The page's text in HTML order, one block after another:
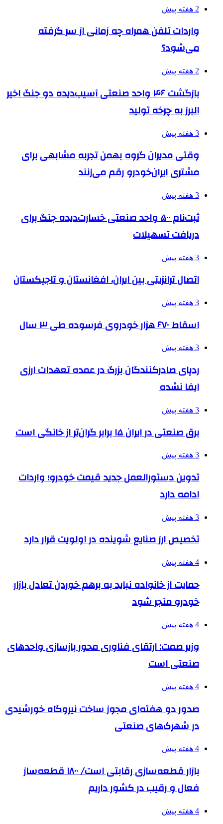
2 هفته پیش
واردات تلفن همراه چه زمانی از سر گرفته
می‌شود؟
2 هفته پیش
بازگشت ۴۶ واحد صنعتی آسیب‌دیده دو جنگ اخیر
البرز به چرخه تولید
3 هفته پیش
وقتی مدیران گروه بهمن تجربه مشابهی برای
مشتری ایران‌خودرو رقم می‌زنند
3 هفته پیش
ثبت‌نام ۵۰۰ واحد صنعتی خسارت‌دیده جنگ برای
دریافت تسهیلات
3 هفته پیش
اتصال ترانزیتی بین ایران، افغانستان و تاجیکستان
3 هفته پیش
اسقاط ۶۷۰ هزار خودروی فرسوده طی ۳ سال
3 هفته پیش
ردپای صادرکنندگان بزرگ در عمده تعهدات ارزی
ایفا نشده
3 هفته پیش
برق صنعتی در ایران ۱۵ برابر گران‌تر از خانگی است
3 هفته پیش
تدوین دستورالعمل جدید قیمت خودرو؛ واردات
ادامه دارد
3 هفته پیش
تخصیص ارز صنایع شوینده در اولویت قرار دارد
4 هفته پیش
حمایت از خانواده نباید به برهم خوردن تعادل بازار
خودرو منجر شود
4 هفته پیش
وزیر صمت: ارتقای فناوری محور بازسازی واحدهای
صنعتی است
4 هفته پیش
صدور دو هفته‌ای مجوز ساخت نیروگاه خورشیدی
در شهرک‌های صنعتی
4 هفته پیش
بازار قطعه‌سازی رقابتی است/ ۱۸۰۰ قطعه‌ساز
فعال و رقیب در کشور داریم
4 هفته پیش